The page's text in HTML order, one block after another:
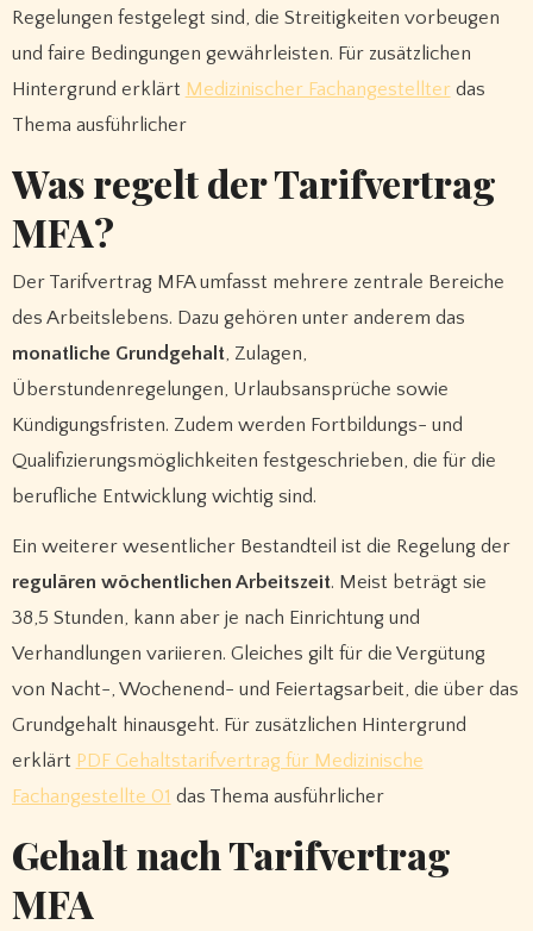
Regelungen festgelegt sind, die Streitigkeiten vorbeugen
und faire Bedingungen gewährleisten. Für zusätzlichen
Hintergrund erklärt Medizinischer Fachangestellterdas
Thema ausführlicher
Was regelt der Tarifvertrag
MFA?
Der Tarifvertrag MFA umfasst mehrere zentrale Bereiche
des Arbeitslebens. Dazu gehören unter anderem das
monatliche Grundgehalt, Zulagen,
Überstundenregelungen, Urlaubsansprüche sowie
Kündigungsfristen. Zudem werden Fortbildungs- und
Qualifizierungsmöglichkeiten festgeschrieben, die für die
berufliche Entwicklung wichtig sind.
Ein weiterer wesentlicher Bestandteil ist die Regelung der
regulären wöchentlichen Arbeitszeit. Meist beträgt sie
38,5 Stunden, kann aber je nach Einrichtung und
Verhandlungen variieren. Gleiches gilt für die Vergütung
von Nacht-, Wochenend- und Feiertagsarbeit, die über das
Grundgehalt hinausgeht. Für zusätzlichen Hintergrund
erklärt PDF Gehaltstarifvertrag für Medizinische
Fachangestellte 01 das Thema ausführlicher
Gehalt nach Tarifvertrag
MFA